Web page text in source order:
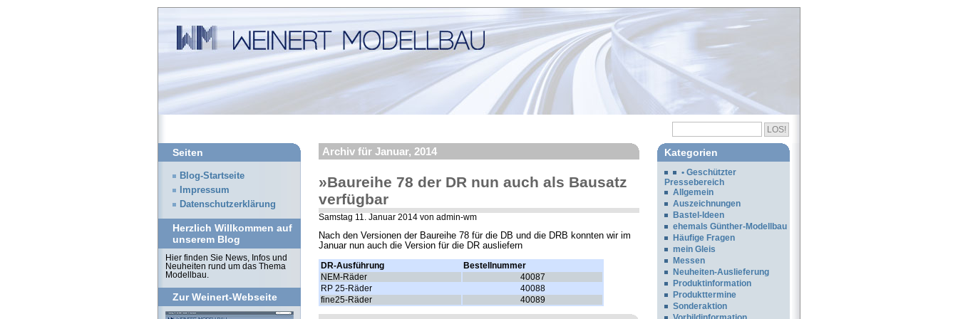
Archiv für Januar, 2014
»Baureihe 78 der DR nun auch als Bausatz
verfügbar
Samstag 11. Januar 2014 von admin-wm
Nach den Versionen der Baureihe 78 für die DB und die DRB konnten wir im
Januar nun auch die Version für die DR ausliefern
DR-Ausführung
Bestellnummer
NEM-Räder
40087
RP 25-Räder
40088
fine25-Räder
40089
Seiten
Blog-Startseite
Impressum
Datenschutzerklärung
Herzlich Willkommen auf
unserem Blog
Hier finden Sie News, Infos und
Neuheiten rund um das Thema
Modellbau.
Zur Weinert-Webseite
Kategorien
• Geschützter
Pressebereich
Allgemein
Auszeichnungen
Bastel-Ideen
ehemals Günther-Modellbau
Häufige Fragen
mein Gleis
Messen
Neuheiten-Auslieferung
Produktinformation
Produkttermine
Sonderaktion